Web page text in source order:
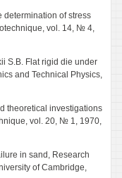
determination of stress
vol. 14, № 4,
S.B. Flat rigid die under
and Technical Physics,
theoretical investigations
vol. 20, № 1, 1970,
in sand, Research
of Cambridge,